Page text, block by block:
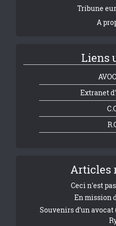
Tribune
A
Liens
Extranet
Articles
Ceci n'est
En mission
Souvenirs d’un